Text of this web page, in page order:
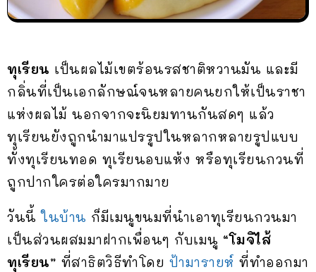
ทุเรียน เป็นผลไม้เขตร้อนรสชาติหวานมัน และมี
กลิ่นที่เป็นเอกลักษณ์จนหลายคนยกให้เป็นราชา
แห่งผลไม้ นอกจากจะนิยมทานกันสดๆ แล้ว
ทุเรียนยังถูกนำมาแปรรูปในหลากหลายรูปแบบ
ทั้งทุเรียนทอด ทุเรียนอบแห้ง หรือทุเรียนกวนที่
ถูกปากใครต่อใครมากมาย
วันนี้ในบ้าน ก็มีเมนูขนมที่นำเอาทุเรียนกวนมา
เป็นส่วนผสมมาฝากเพื่อนๆ กับเมนู “โมจิไส้
ทุเรียน” ที่สาธิตวิธีทำโดย ป้ามารายห์ ที่ทำออกมา